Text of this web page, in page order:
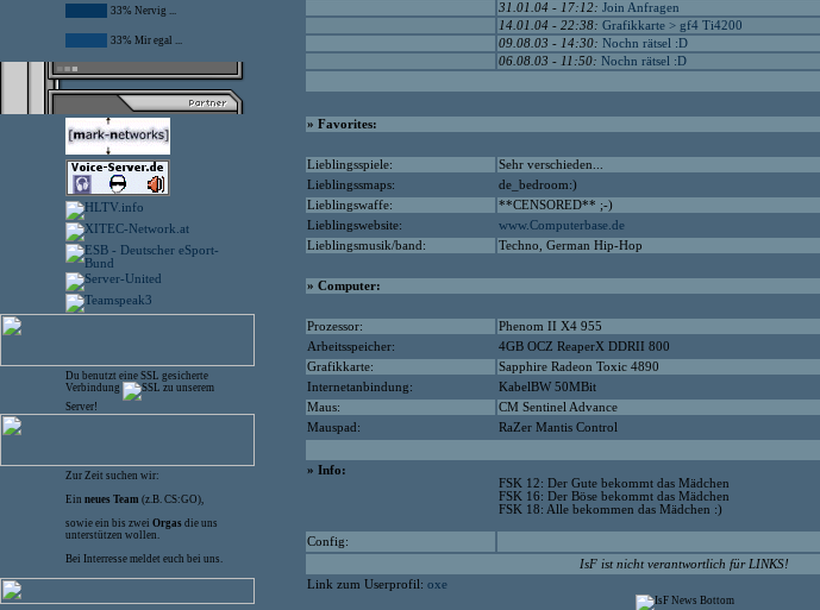
33% Nervig ...
33% Mir egal ...
Du benutzt eine SSL gesicherte
Verbindung
zu unserem
Server!
Zur Zeit suchen wir:
Ein neues Team (z.B. CS:GO),
sowie ein bis zwei Orgas die uns
unterstützen wollen.
Bei Interresse meldet euch bei uns.
31.01.04 - 17:12: Join Anfragen
14.01.04 - 22:38: Grafikkarte > gf4 Ti4200
09.08.03 - 14:30: Nochn rätsel :D
06.08.03 - 11:50: Nochn rätsel :D
» Favorites:
Lieblingsspiele:
Sehr verschieden...
Lieblingssmaps:
de_bedroom:)
Lieblingswaffe:
**CENSORED** ;-)
Lieblingswebsite:
www.Computerbase.de
Lieblingsmusik/band:
Techno, German Hip-Hop
» Computer:
Prozessor:
Phenom II X4 955
Arbeitsspeicher:
4GB OCZ ReaperX DDRII 800
Grafikkarte:
Sapphire Radeon Toxic 4890
Internetanbindung:
KabelBW 50MBit
Maus:
CM Sentinel Advance
Mauspad:
RaZer Mantis Control
» Info:
FSK 12: Der Gute bekommt das Mädchen
FSK 16: Der Böse bekommt das Mädchen
FSK 18: Alle bekommen das Mädchen :)
Config:
IsF ist nicht verantwortlich für LINKS!
Link zum Userprofil: oxe